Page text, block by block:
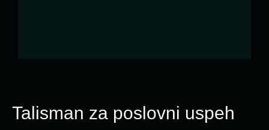
Talisman za poslovni uspeh